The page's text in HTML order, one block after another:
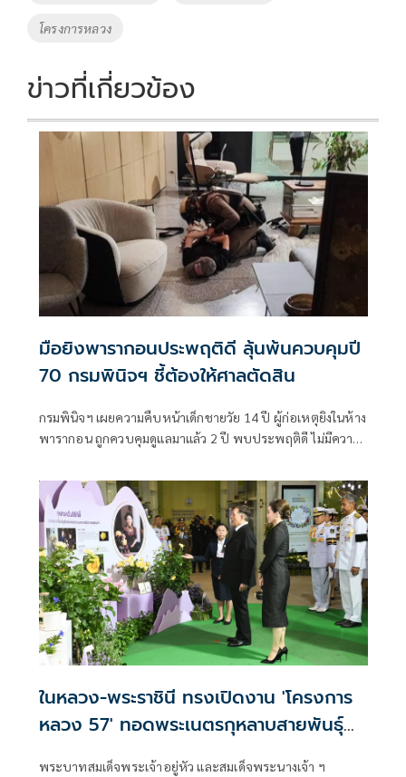
โครงการหลวง
ข่าวที่เกี่ยวข้อง
มือยิงพารากอนประพฤติดี ลุ้นพ้นควบคุมปี
70 กรมพินิจฯ ชี้ต้องให้ศาลตัดสิน
กรมพินิจฯ เผยความคืบหน้าเด็กชายวัย 14 ปี ผู้ก่อเหตุยิงในห้าง
พารากอน ถูกควบคุมดูแลมาแล้ว 2 ปี พบประพฤติดี ไม่มีความ
ในหลวง-พระราชินี ทรงเปิดงาน 'โครงการ
หลวง 57' ทอดพระเนตรกุหลาบสายพันธุ์
พระบาทสมเด็จพระเจ้าอยู่หัว และสมเด็จพระนางเจ้า ฯ